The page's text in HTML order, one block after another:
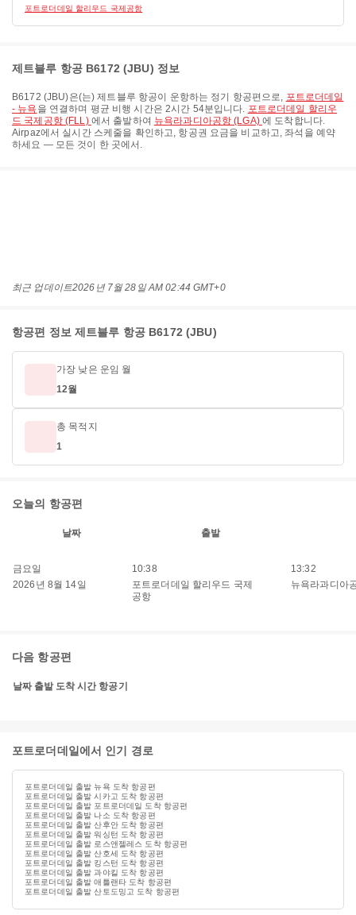
포트로더데일 할리우드 국제공항
제트블루 항공 B6172 (JBU) 정보
B6172 (JBU)은(는)제트블루 항공이 운항하는 정기 항공편으로, 포트로더데일
- 뉴욕 을 연결하며 평균 비행 시간은 2시간 54분입니다. 포트로더데일 할리우
드 국제공항 (FLL) 에서 출발하여 뉴욕라과디아공항 (LGA)에 도착합니다.
Airpaz에서 실시간 스케줄을 확인하고, 항공권 요금을 비교하고, 좌석을 예약
하세요 — 모든 것이 한 곳에서.
최근 업데이트2026년 7월 28일 AM 02:44 GMT+0
항공편 정보 제트블루 항공 B6172 (JBU)
가장 낮은 운임 월
12월
총 목적지
1
오늘의 항공편
날짜 출발
금요일
2026년 8월 14일
10:38
포트로더데일 할리우드 국제
공항
13:32
뉴욕라과디아
다음 항공편
날짜 출발 도착시간 항공기
포트로더데일에서 인기 경로
포트로더데일 출발 뉴욕 도착 항공편
포트로더데일 출발 시카고 도착 항공편
포트로더데일 출발 포트로더데일 도착 항공편
포트로더데일 출발 나소 도착 항공편
포트로더데일 출발 산후안 도착 항공편
포트로더데일 출발 워싱턴 도착 항공편
포트로더데일 출발 로스앤젤레스 도착 항공편
포트로더데일 출발 산호세 도착 항공편
포트로더데일 출발 킹스턴 도착 항공편
포트로더데일 출발 과야킬 도착 항공편
포트로더데일 출발 애틀랜타 도착 항공편
포트로더데일 출발 산토도밍고 도착 항공편